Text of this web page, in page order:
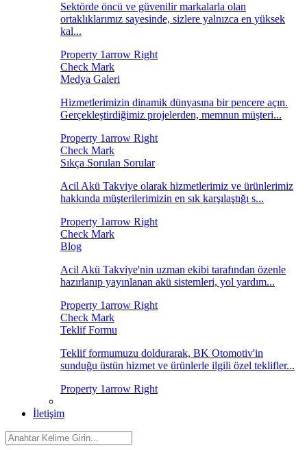
Sektörde öncü ve güvenilir markalarla olan
ortaklıklarımız sayesinde, sizlere yalnızca en yüksek
kal...
Medya Galeri
Hizmetlerimizin dinamik dünyasına bir pencere açın.
Gerçekleştirdiğimiz projelerden, memnun müşteri...
Sıkça Sorulan Sorular
Acil Akü Takviye olarak hizmetlerimiz ve ürünlerimiz
hakkında müşterilerimizin en sık karşılaştığı s...
Blog
Acil Akü Takviye'nin uzman ekibi tarafından özenle
hazırlanıp yayınlanan akü sistemleri, yol yardım...
Teklif Formu
Teklif formumuzu doldurarak, BK Otomotiv'in
sunduğu üstün hizmet ve ürünlerle ilgili özel teklifler...
İletişim